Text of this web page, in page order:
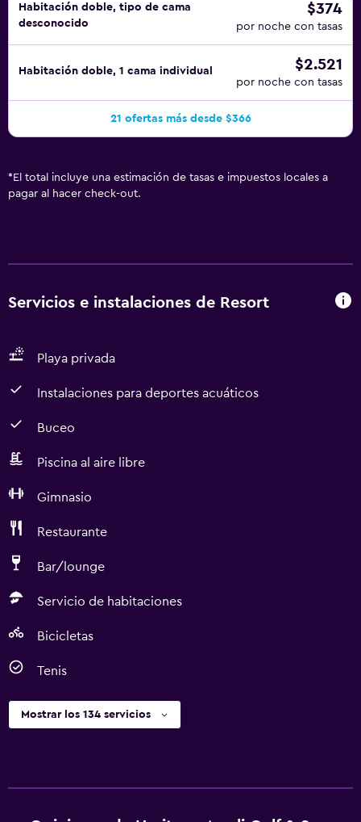
Habitación doble, tipo de cama
desconocido
$374
por noche con tasas
Habitación doble, 1 cama individual $2.521
por noche con tasas
21 ofertas más desde $366
* El total incluye una estimación de tasas e impuestos locales a
pagar al hacer check-out.
Servicios e instalaciones de Resort
Playa privada
Instalaciones para deportes acuáticos
Buceo
Piscina al aire libre
Gimnasio
Restaurante
Bar/lounge
Servicio de habitaciones
Bicicletas
Tenis
Mostrar los 134 servicios